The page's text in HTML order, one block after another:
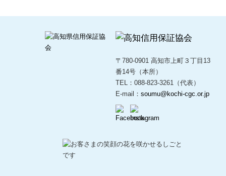
〒780-0901 高知市上町３丁目13
番14号（本所）
TEL：088-823-3261（代表）
E-mail： soumu@kochi-cgc.or.jp